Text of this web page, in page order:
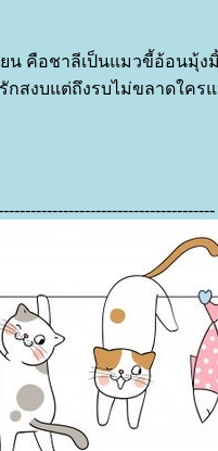
ยน คือชาลีเป็นแมวขี้อ้อนมุ้ง
กสงบแต่ถึงรบไม่ขลาดใค